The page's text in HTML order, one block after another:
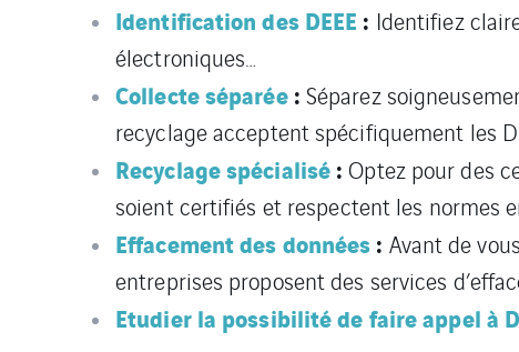
Identification des DEEE : Identifiez
électroniques…
Collecte séparée: Séparez
recyclage acceptent spécifiquement les
Recyclage spécialisé: Optez pour des
soient certifiés et respectent les normes
Effacement des données: Avant de
entreprises proposent des services
Etudier la possibilité de faire appel à